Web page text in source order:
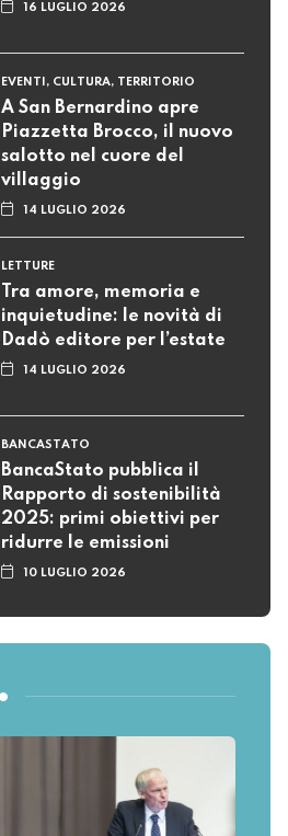
16 LUGLIO 2026
EVENTI, CULTURA, TERRITORIO
A San Bernardino apre
Piazzetta Brocco, il nuovo
salotto nel cuore del
villaggio
14 LUGLIO 2026
LETTURE
Tra amore, memoria e
inquietudine: le novità di
Dadò editore per l’estate
14 LUGLIO 2026
BANCASTATO
BancaStato pubblica il
Rapporto di sostenibilità
2025: primi obiettivi per
ridurre le emissioni
10 LUGLIO 2026